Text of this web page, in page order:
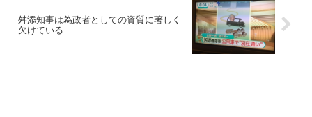
舛添知事は為政者としての資質に著しく
欠けている